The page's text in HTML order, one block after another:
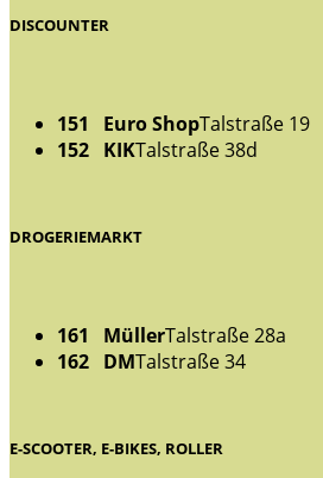
DISCOUNTER
151 Euro ShopTalstraße 19
152 KIKTalstraße 38d
DROGERIEMARKT
161 MüllerTalstraße 28a
162 DMTalstraße 34
E-SCOOTER, E-BIKES, ROLLER